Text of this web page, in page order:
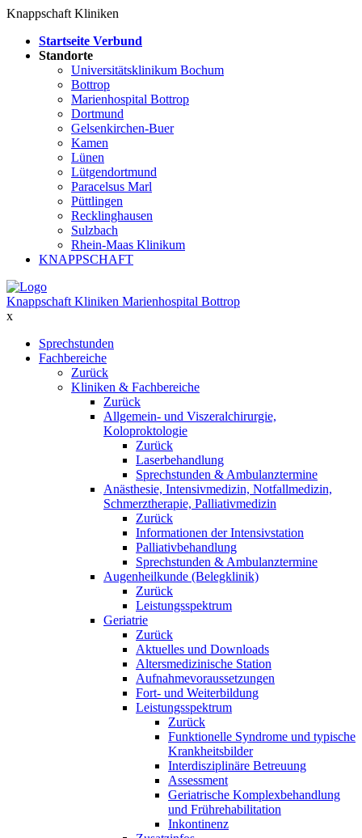
Knappschaft Kliniken
Startseite Verbund
Standorte
Universitätsklinikum Bochum
Bottrop
Marienhospital Bottrop
Dortmund
Gelsenkirchen-Buer
Kamen
Lünen
Lütgendortmund
Paracelsus Marl
Püttlingen
Recklinghausen
Sulzbach
Rhein-Maas Klinikum
KNAPPSCHAFT
Knappschaft Kliniken Marienhospital Bottrop
x
Sprechstunden
Fachbereiche
Zurück
Kliniken & Fachbereiche
Zurück
Allgemein- und Viszeralchirurgie,
Koloproktologie
Zurück
Laserbehandlung
Sprechstunden & Ambulanztermine
Anästhesie, Intensivmedizin, Notfallmedizin,
Schmerztherapie, Palliativmedizin
Zurück
Informationen der Intensivstation
Palliativbehandlung
Sprechstunden & Ambulanztermine
Augenheilkunde (Belegklinik)
Zurück
Leistungsspektrum
Geriatrie
Zurück
Aktuelles und Downloads
Altersmedizinische Station
Aufnahmevoraussetzungen
Fort- und Weiterbildung
Leistungsspektrum
Zurück
Funktionelle Syndrome und typische
Krankheitsbilder
Interdisziplinäre Betreuung
Assessment
Geriatrische Komplexbehandlung
und Frührehabilitation
Inkontinenz